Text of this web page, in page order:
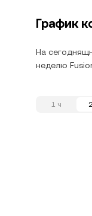
График
На
неделю
1 ч